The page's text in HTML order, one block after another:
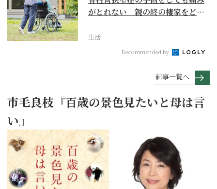
がとれない｜親の終の棲家をどう
生活
Recommended by
記事一覧へ
市毛良枝『百歳の景色見たいと母は言
い』